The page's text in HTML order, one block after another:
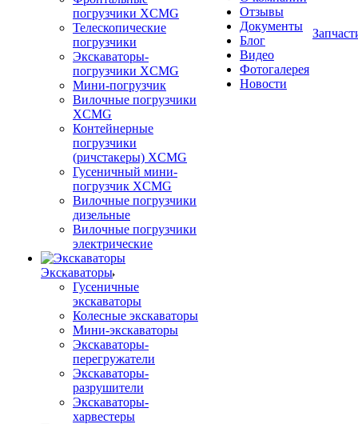
погрузчики XCMG
Телескопические
погрузчики
Экскаваторы-
погрузчики XCMG
Мини-погрузчик
Вилочные погрузчики
XCMG
Контейнерные
погрузчики
(ричстакеры) XCMG
Гусеничный мини-
погрузчик XCMG
Вилочные погрузчики
дизельные
Вилочные погрузчики
электрические
Экскаваторы
Гусеничные
экскаваторы
Колесные экскаваторы
Мини-экскаваторы
Экскаваторы-
перегружатели
Экскаваторы-
разрушители
Экскаваторы-
харвестеры
Отзывы
Документы
Блог
Видео
Фотогалерея
Новости